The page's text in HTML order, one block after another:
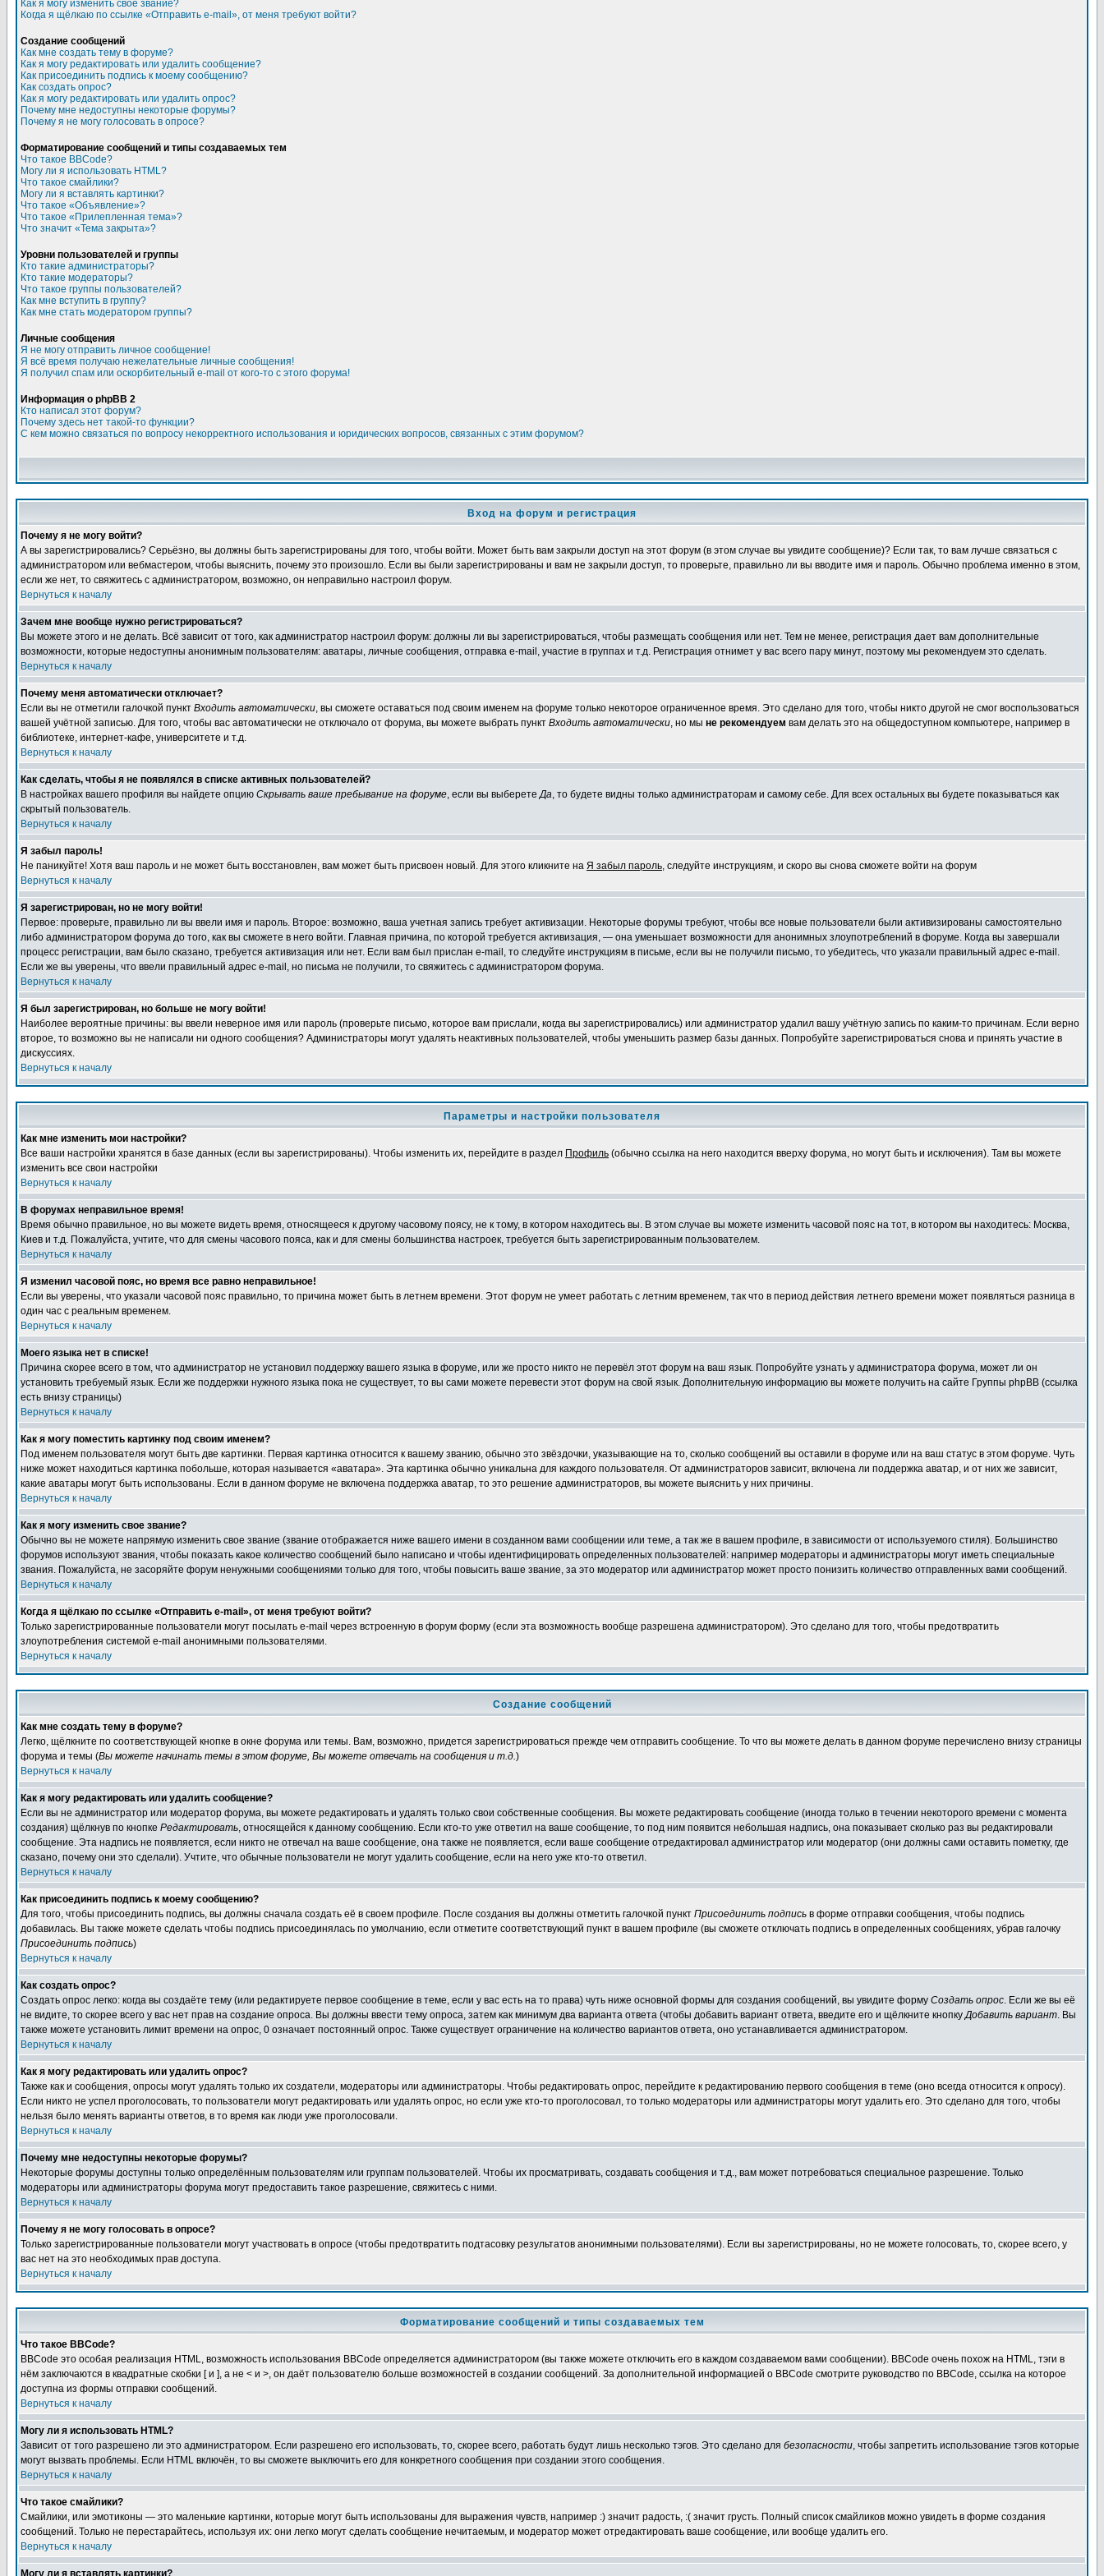
Как я могу изменить свое звание?
Когда я щёлкаю по ссылке «Отправить e-mail», от меня требуют войти?
Создание сообщений
Как мне создать тему в форуме?
Как я могу редактировать или удалить сообщение?
Как присоединить подпись к моему сообщению?
Как создать опрос?
Как я могу редактировать или удалить опрос?
Почему мне недоступны некоторые форумы?
Почему я не могу голосовать в опросе?
Форматирование сообщений и типы создаваемых тем
Что такое BBCode?
Могу ли я использовать HTML?
Что такое смайлики?
Могу ли я вставлять картинки?
Что такое «Объявление»?
Что такое «Прилепленная тема»?
Что значит «Тема закрыта»?
Уровни пользователей и группы
Кто такие администраторы?
Кто такие модераторы?
Что такое группы пользователей?
Как мне вступить в группу?
Как мне стать модератором группы?
Личные сообщения
Я не могу отправить личное сообщение!
Я всё время получаю нежелательные личные сообщения!
Я получил спам или оскорбительный e-mail от кого-то с этого форума!
Информация о phpBB 2
Кто написал этот форум?
Почему здесь нет такой-то функции?
С кем можно связаться по вопросу некорректного использования и юридических вопросов, связанных с этим форумом?
Вход на форум и регистрация
Почему я не могу войти?
А вы зарегистрировались? Серьёзно, вы должны быть зарегистрированы для того, чтобы войти. Может быть вам закрыли доступ на этот форум (в этом случае вы увидите сообщение)? Если так, то вам лучше связаться с
администратором или вебмастером, чтобы выяснить, почему это произошло. Если вы были зарегистрированы и вам не закрыли доступ, то проверьте, правильно ли вы вводите имя и пароль. Обычно проблема именно в этом,
если же нет, то свяжитесь с администратором, возможно, он неправильно настроил форум.
Вернуться к началу
Зачем мне вообще нужно регистрироваться?
Вы можете этого и не делать. Всё зависит от того, как администратор настроил форум: должны ли вы зарегистрироваться, чтобы размещать сообщения или нет. Тем не менее, регистрация дает вам дополнительные
возможности, которые недоступны анонимным пользователям: аватары, личные сообщения, отправка e-mail, участие в группах и т.д. Регистрация отнимет у вас всего пару минут, поэтому мы рекомендуем это сделать.
Вернуться к началу
Почему меня автоматически отключает?
Если вы не отметили галочкой пункт Входить автоматически, вы сможете оставаться под своим именем на форуме только некоторое ограниченное время. Это сделано для того, чтобы никто другой не смог воспользоваться
вашей учётной записью. Для того, чтобы вас автоматически не отключало от форума, вы можете выбрать пункт Входить автоматически, но мы не рекомендуем вам делать это на общедоступном компьютере, например в
библиотеке, интернет-кафе, университете и т.д.
Вернуться к началу
Как сделать, чтобы я не появлялся в списке активных пользователей?
В настройках вашего профиля вы найдете опцию Скрывать ваше пребывание на форуме, если вы выберетеДа, то будете видны только администраторам и самому себе. Для всех остальных вы будете показываться как
скрытый пользователь.
Вернуться к началу
Я забыл пароль!
Не паникуйте! Хотя ваш пароль и не может быть восстановлен, вам может быть присвоен новый. Для этого кликните на Я забыл пароль, следуйте инструкциям, и скоро вы снова сможете войти на форум
Вернуться к началу
Я зарегистрирован, но не могу войти!
Первое: проверьте, правильно ли вы ввели имя и пароль. Второе: возможно, ваша учетная запись требует активизации. Некоторые форумы требуют, чтобы все новые пользователи были активизированы самостоятельно
либо администратором форума до того, как вы сможете в него войти. Главная причина, по которой требуется активизация, — она уменьшает возможности для анонимных злоупотреблений в форуме. Когда вы завершали
процесс регистрации, вам было сказано, требуется активизация или нет. Если вам был прислан e-mail, то следуйте инструкциям в письме, если вы не получили письмо, то убедитесь, что указали правильный адрес e-mail.
Если же вы уверены, что ввели правильный адрес e-mail, но письма не получили, то свяжитесь с администратором форума.
Вернуться к началу
Я был зарегистрирован, но больше не могу войти!
Наиболее вероятные причины: вы ввели неверное имя или пароль (проверьте письмо, которое вам прислали, когда вы зарегистрировались) или администратор удалил вашу учётную запись по каким-то причинам. Если верно
второе, то возможно вы не написали ни одного сообщения? Администраторы могут удалять неактивных пользователей, чтобы уменьшить размер базы данных. Попробуйте зарегистрироваться снова и принять участие в
дискуссиях.
Вернуться к началу
Параметры и настройки пользователя
Как мне изменить мои настройки?
Все ваши настройки хранятся в базе данных (если вы зарегистрированы). Чтобы изменить их, перейдите в раздел Профиль (обычно ссылка на него находится вверху форума, но могут быть и исключения). Там вы можете
изменить все свои настройки
Вернуться к началу
В форумах неправильное время!
Время обычно правильное, но вы можете видеть время, относящееся к другому часовому поясу, не к тому, в котором находитесь вы. В этом случае вы можете изменить часовой пояс на тот, в котором вы находитесь: Москва,
Киев и т.д. Пожалуйста, учтите, что для смены часового пояса, как и для смены большинства настроек, требуется быть зарегистрированным пользователем.
Вернуться к началу
Я изменил часовой пояс, но время все равно неправильное!
Если вы уверены, что указали часовой пояс правильно, то причина может быть в летнем времени. Этот форум не умеет работать с летним временем, так что в период действия летнего времени может появляться разница в
один час с реальным временем.
Вернуться к началу
Моего языка нет в списке!
Причина скорее всего в том, что администратор не установил поддержку вашего языка в форуме, или же просто никто не перевёл этот форум на ваш язык. Попробуйте узнать у администратора форума, может ли он
установить требуемый язык. Если же поддержки нужного языка пока не существует, то вы сами можете перевести этот форум на свой язык. Дополнительную информацию вы можете получить на сайте Группы phpBB (ссылка
есть внизу страницы)
Вернуться к началу
Как я могу поместить картинку под своим именем?
Под именем пользователя могут быть две картинки. Первая картинка относится к вашему званию, обычно это звёздочки, указывающие на то, сколько сообщений вы оставили в форуме или на ваш статус в этом форуме. Чуть
ниже может находиться картинка побольше, которая называется «аватара». Эта картинка обычно уникальна для каждого пользователя. От администраторов зависит, включена ли поддержка аватар, и от них же зависит,
какие аватары могут быть использованы. Если в данном форуме не включена поддержка аватар, то это решение администраторов, вы можете выяснить у них причины.
Вернуться к началу
Как я могу изменить свое звание?
Обычно вы не можете напрямую изменить свое звание (звание отображается ниже вашего имени в созданном вами сообщении или теме, а так же в вашем профиле, в зависимости от используемого стиля). Большинство
форумов используют звания, чтобы показать какое количество сообщений было написано и чтобы идентифицировать определенных пользователей: например модераторы и администраторы могут иметь специальные
звания. Пожалуйста, не засоряйте форум ненужными сообщениями только для того, чтобы повысить ваше звание, за это модератор или администратор может просто понизить количество отправленных вами сообщений.
Вернуться к началу
Когда я щёлкаю по ссылке «Отправить e-mail», от меня требуют войти?
Только зарегистрированные пользователи могут посылать e-mail через встроенную в форум форму (если эта возможность вообще разрешена администратором). Это сделано для того, чтобы предотвратить
злоупотребления системой e-mail анонимными пользователями.
Вернуться к началу
Создание сообщений
Как мне создать тему в форуме?
Легко, щёлкните по соответствующей кнопке в окне форума или темы. Вам, возможно, придется зарегистрироваться прежде чем отправить сообщение. То что вы можете делать в данном форуме перечислено внизу страницы
форума и темы (Вы можете начинать темы в этом форуме, Вы можете отвечать на сообщения и т.д.)
Вернуться к началу
Как я могу редактировать или удалить сообщение?
Если вы не администратор или модератор форума, вы можете редактировать и удалять только свои собственные сообщения. Вы можете редактировать сообщение (иногда только в течении некоторого времени с момента
создания) щёлкнув по кнопке Редактировать, относящейся к данному сообщению. Если кто-то уже ответил на ваше сообщение, то под ним появится небольшая надпись, она показывает сколько раз вы редактировали
сообщение. Эта надпись не появляется, если никто не отвечал на ваше сообщение, она также не появляется, если ваше сообщение отредактировал администратор или модератор (они должны сами оставить пометку, где
сказано, почему они это сделали). Учтите, что обычные пользователи не могут удалить сообщение, если на него уже кто-то ответил.
Вернуться к началу
Как присоединить подпись к моему сообщению?
Для того, чтобы присоединить подпись, вы должны сначала создать её в своем профиле. После создания вы должны отметить галочкой пункт Присоединить подпись в форме отправки сообщения, чтобы подпись
добавилась. Вы также можете сделать чтобы подпись присоединялась по умолчанию, если отметите соответствующий пункт в вашем профиле (вы сможете отключать подпись в определенных сообщениях, убрав галочку
Присоединить подпись)
Вернуться к началу
Как создать опрос?
Создать опрос легко: когда вы создаёте тему (или редактируете первое сообщение в теме, если у вас есть на то права) чуть ниже основной формы для создания сообщений, вы увидите форму Создать опрос. Если же вы её
не видите, то скорее всего у вас нет прав на создание опроса. Вы должны ввести тему опроса, затем как минимум два варианта ответа (чтобы добавить вариант ответа, введите его и щёлкните кнопкуДобавить вариант. Вы
также можете установить лимит времени на опрос, 0 означает постоянный опрос. Также существует ограничение на количество вариантов ответа, оно устанавливается администратором.
Вернуться к началу
Как я могу редактировать или удалить опрос?
Также как и сообщения, опросы могут удалять только их создатели, модераторы или администраторы. Чтобы редактировать опрос, перейдите к редактированию первого сообщения в теме (оно всегда относится к опросу).
Если никто не успел проголосовать, то пользователи могут редактировать или удалять опрос, но если уже кто-то проголосовал, то только модераторы или администраторы могут удалить его. Это сделано для того, чтобы
нельзя было менять варианты ответов, в то время как люди уже проголосовали.
Вернуться к началу
Почему мне недоступны некоторые форумы?
Некоторые форумы доступны только определённым пользователям или группам пользователей. Чтобы их просматривать, создавать сообщения и т.д., вам может потребоваться специальное разрешение. Только
модераторы или администраторы форума могут предоставить такое разрешение, свяжитесь с ними.
Вернуться к началу
Почему я не могу голосовать в опросе?
Только зарегистрированные пользователи могут участвовать в опросе (чтобы предотвратить подтасовку результатов анонимными пользователями). Если вы зарегистрированы, но не можете голосовать, то, скорее всего, у
вас нет на это необходимых прав доступа.
Вернуться к началу
Форматирование сообщений и типы создаваемых тем
Что такое BBCode?
BBCode это особая реализация HTML, возможность использования BBCode определяется администратором (вы также можете отключить его в каждом создаваемом вами сообщении). BBCode очень похож на HTML, тэги в
нём заключаются в квадратные скобки [ и ], а не < и >, он даёт пользователю больше возможностей в создании сообщений. За дополнительной информацией о BBCode смотрите руководство по BBCode, ссылка на которое
доступна из формы отправки сообщений.
Вернуться к началу
Могу ли я использовать HTML?
Зависит от того разрешено ли это администратором. Если разрешено его использовать, то, скорее всего, работать будут лишь несколько тэгов. Это сделано для безопасности, чтобы запретить использование тэгов которые
могут вызвать проблемы. Если HTML включён, то вы сможете выключить его для конкретного сообщения при создании этого сообщения.
Вернуться к началу
Что такое смайлики?
Смайлики, или эмотиконы — это маленькие картинки, которые могут быть использованы для выражения чувств, например :) значит радость, :( значит грусть. Полный список смайликов можно увидеть в форме создания
сообщений. Только не перестарайтесь, используя их: они легко могут сделать сообщение нечитаемым, и модератор может отредактировать ваше сообщение, или вообще удалить его.
Вернуться к началу
Могу ли я вставлять картинки?